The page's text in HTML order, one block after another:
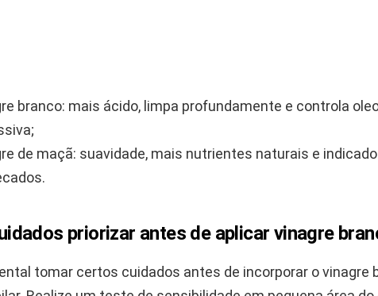
branco: mais ácido, limpa profundamente e controla
de maçã: suavidade, mais nutrientes naturais e
priorizar antes de aplicar vinagre
tomar certos cuidados antes de incorporar o vinagre